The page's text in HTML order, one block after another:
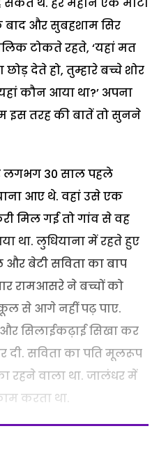
और सुबहशाम सिर
टोकते रहते, ‘यहां मत
देते हो, तुम्हारे बच्चे शोर
कौन आया था?’ अपना
तरह की बातें तो सुनने
लगभग 30 साल पहले
आए थे. वहां उसे एक
मिल गई तो गांव से वह
था. लुधियाना में रहते हुए
और बेटी सविता का बाप
रामआसरे ने बच्चों को
से आगे नहीं पढ़ पाए.
सिलाईकढ़ाई सिखा कर
दी. सविता का पति मूलरूप
रहने वाला था. जालंधर में
करता था.